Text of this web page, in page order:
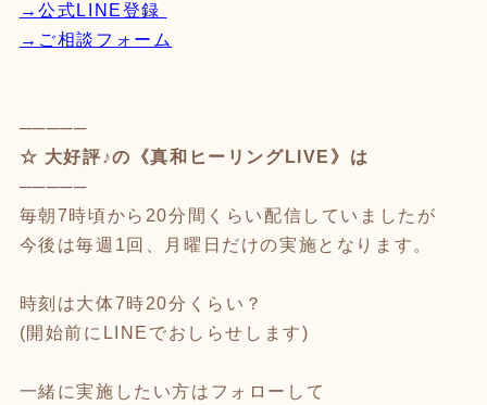
→公式LINE登録
→ご相談フォーム
─────
☆ 大好評♪の《真和ヒーリングLIVE》は
─────
毎朝7時頃から20分間くらい配信していましたが
今後は毎週1回、月曜日だけの実施となります。
時刻は大体7時20分くらい？
(開始前にLINEでおしらせします)
一緒に実施したい方はフォローして